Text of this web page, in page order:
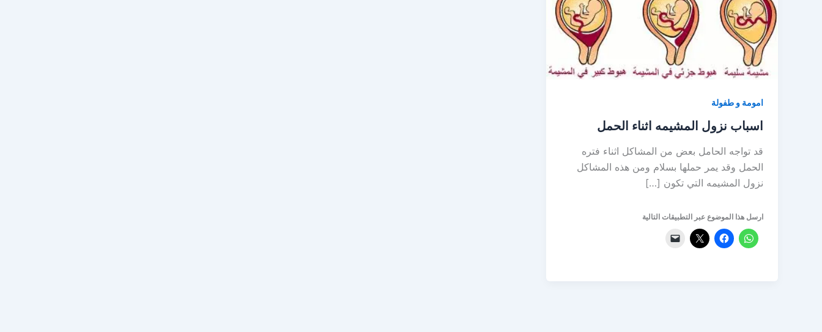
امومة و طفولة
اسباب نزول المشيمه اثناء الحمل
قد تواجه الحامل بعض من المشاكل اثناء فتره
الحمل وقد يمر حملها بسلام ومن هذه المشاكل
نزول المشيمه التي تكون […]
ارسل هذا الموضوع عبر التطبيقات التالية